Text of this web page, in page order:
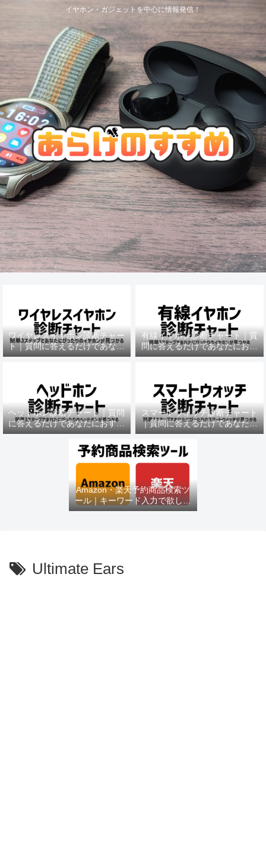
イヤホン・ガジェットを中心に情報発信！
ワイヤレスイヤホン診断チャー
ト｜質問に答えるだけであなた
におすすめの機種がわかる
有線イヤホン診断チャート｜質
問に答えるだけであなたにおす
すめの機種がわかる
ヘッドホン診断チャート｜質問
に答えるだけであなたにおすす
めの機種がわかる
スマートウォッチ診断チャート
｜質問に答えるだけであなたに
おすすめの機種がわかる
Amazon・楽天予約商品検索ツ
ール｜キーワード入力で欲しい
商品を即チェック
Ultimate Ears